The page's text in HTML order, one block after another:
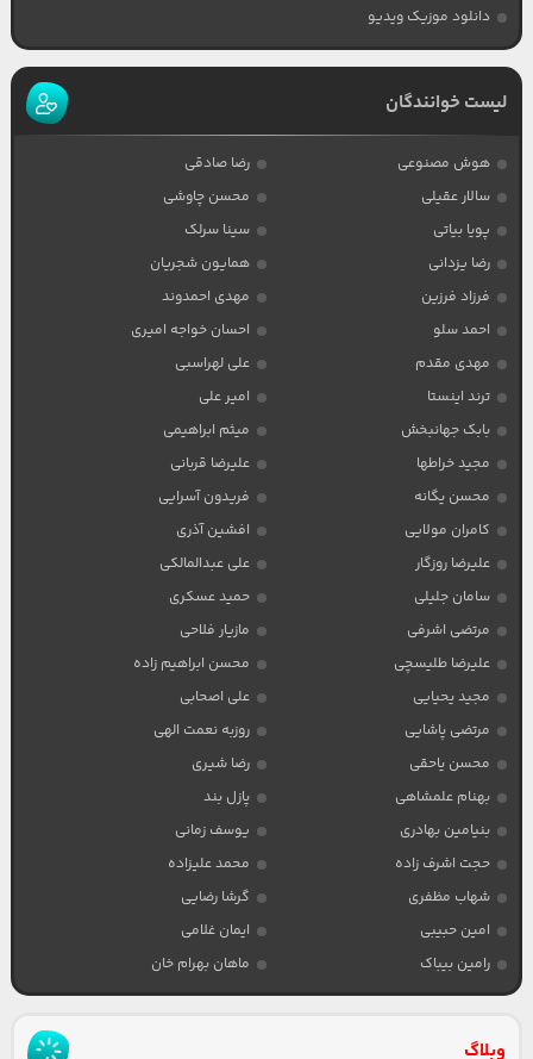
دانلود موزیک ویدیو
لیست خوانندگان
هوش مصنوعی
رضا صادقی
سالار عقیلی
محسن چاوشی
پویا بیاتی
سینا سرلک
رضا یزدانی
همایون شجریان
فرزاد فرزین
مهدی احمدوند
احمد سلو
احسان خواجه امیری
مهدی مقدم
علی لهراسبی
ترند اینستا
امیر علی
بابک جهانبخش
میثم ابراهیمی
مجید خراطها
علیرضا قربانی
محسن یگانه
فریدون آسرایی
کامران مولایی
افشین آذری
علیرضا روزگار
علی عبدالمالکی
سامان جلیلی
حمید عسکری
مرتضی اشرفی
مازیار فلاحی
علیرضا طلیسچی
محسن ابراهیم زاده
مجید یحیایی
علی اصحابی
مرتضی پاشایی
روزبه نعمت الهی
محسن یاحقی
رضا شیری
بهنام علمشاهی
پازل بند
بنیامین بهادری
یوسف زمانی
حجت اشرف زاده
محمد علیزاده
شهاب مظفری
گرشا رضایی
امین حبیبی
ایمان غلامی
رامین بیباک
ماهان بهرام خان
وبلاگ